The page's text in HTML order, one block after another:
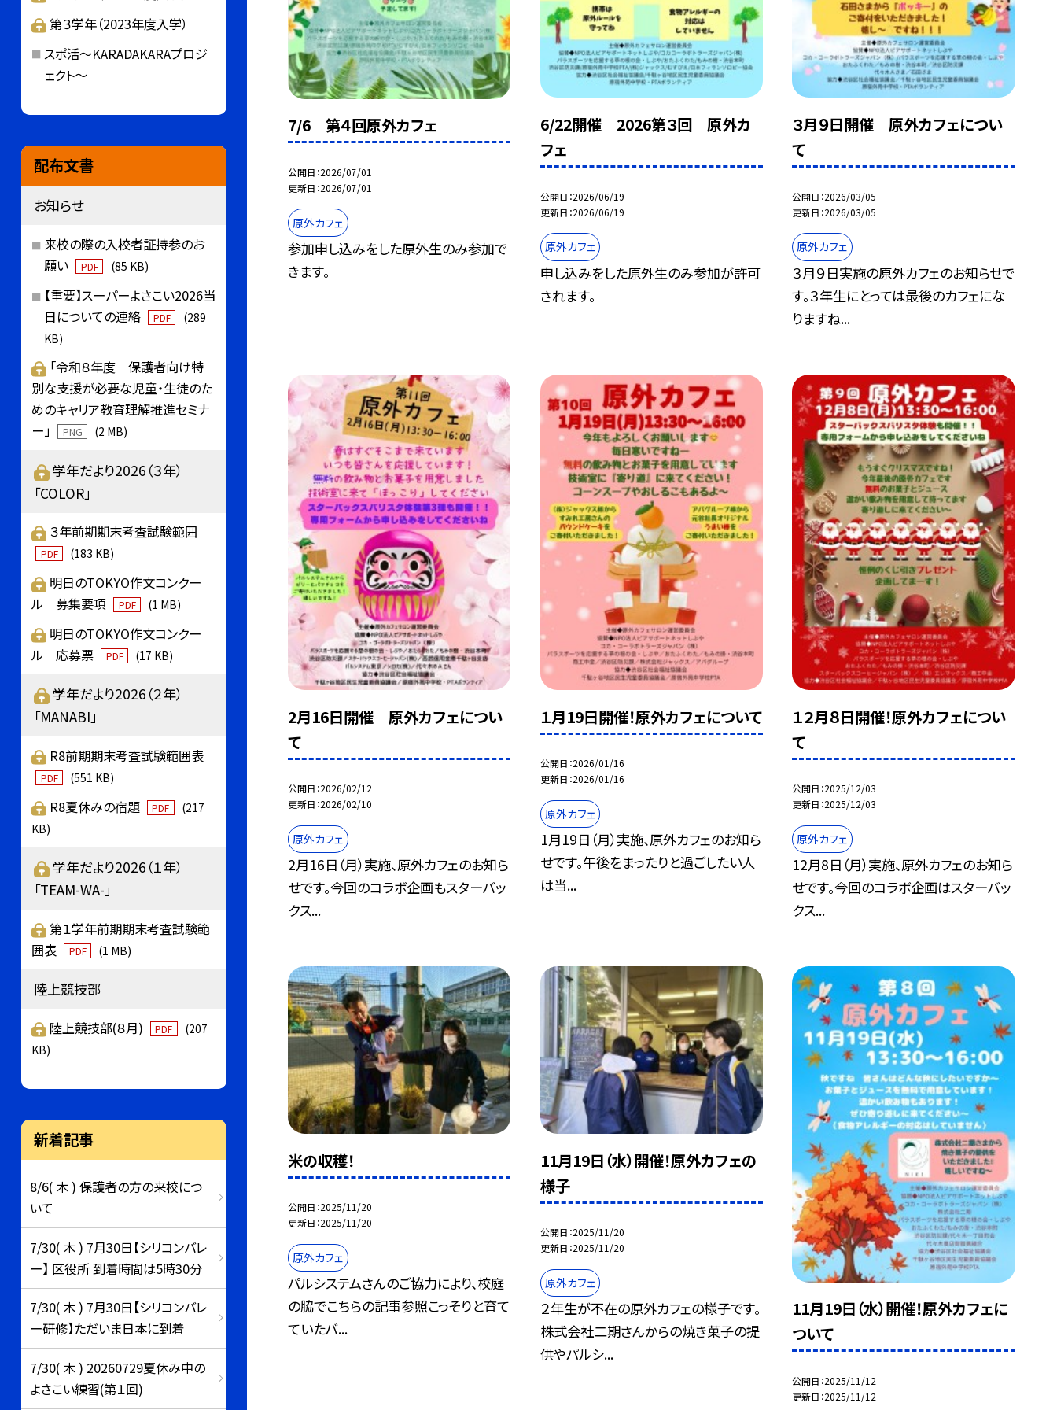
7/6 第４回原外カフェ
公開日 2026/07/01
更新日 2026/07/01
原外カフェ
参加申し込みをした原外生のみ参加で
きます。
6/22開催 2026第３回 原外カ
フェ
公開日 2026/06/19
更新日 2026/06/19
原外カフェ
申し込みをした原外生のみ参加が許可
されます。
３月９日開催 原外カフェについ
て
公開日 2026/03/05
更新日 2026/03/05
原外カフェ
３月９日実施の原外カフェのお知らせで
す。３年生にとっては最後のカフェにな
りますね...
2月16日開催 原外カフェについ
て
公開日 2026/02/12
更新日 2026/02/10
原外カフェ
2月16日（月）実施、原外カフェのお知ら
せです。今回のコラボ企画もスターバッ
クス...
１月19日開催！原外カフェについて
公開日 2026/01/16
更新日 2026/01/16
原外カフェ
1月19日（月）実施、原外カフェのお知ら
せです。午後をまったりと過ごしたい人
は当...
１２月８日開催！原外カフェについ
て
公開日 2025/12/03
更新日 2025/12/03
原外カフェ
12月8日（月）実施、原外カフェのお知ら
せです。今回のコラボ企画はスターバッ
クス...
米の収穫！
公開日 2025/11/20
更新日 2025/11/20
原外カフェ
パルシステムさんのご協力により、校庭
の脇でこちらの記事参照こっそりと育て
ていたバ...
11月19日（水）開催！原外カフェの
様子
公開日 2025/11/20
更新日 2025/11/20
原外カフェ
２年生が不在の原外カフェの様子です。
株式会社二期さんからの焼き菓子の提
供やパルシ...
11月19日（水）開催！原外カフェに
ついて
公開日 2025/11/12
更新日 2025/11/12
第３学年（2023年度入学）
スポ活～KARADAKARAプロジ
ェクト～
配布文書
お知らせ
来校の際の入校者証持参のお
願い
PDF (85 KB)
【重要】スーパーよさこい2026当
日についての連絡
PDF
(289
KB)
「令和８年度 保護者向け特
別な支援が必要な児童・生徒のた
めのキャリア教育理解推進セミナ
ー」
PNG (2 MB)
学年だより2026（３年）
「COLOR」
３年前期期末考査試験範囲
PDF (183 KB)
明日のTOKYO作文コンクー
ル 募集要項
PDF (1 MB)
明日のTOKYO作文コンクー
ル 応募票
PDF (17 KB)
学年だより2026（２年）
「MANABI」
R8前期期末考査試験範囲表
PDF (551 KB)
R8夏休みの宿題 PDF
(217
KB)
学年だより2026（１年）
「TEAM-WA-」
第１学年前期期末考査試験範
囲表
PDF (1 MB)
陸上競技部
陸上競技部(８月) PDF
(207
KB)
新着記事
8/6( 木 ) 保護者の方の来校につ
いて
7/30( 木 ) 7月30日【シリコンバレ
ー】 区役所 到着時間は5時30分
7/30( 木 ) 7月30日【シリコンバレ
ー研修】ただいま日本に到着
7/30( 木 ) 20260729夏休み中の
よさこい練習(第１回)